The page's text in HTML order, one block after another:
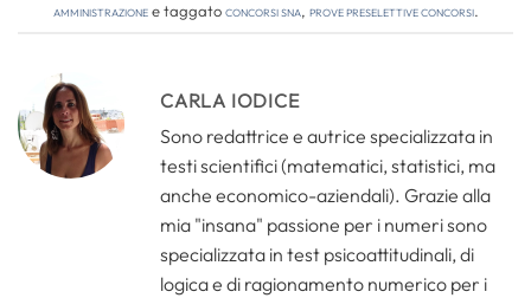
amministrazionee taggatoconcorsi sna, prove preselettive concorsi.
CARLA IODICE
Sono redattrice e autrice specializzata in
testi scientifici (matematici, statistici, ma
anche economico-aziendali). Grazie alla
mia "insana" passione per i numeri sono
specializzata in test psicoattitudinali, di
logica e di ragionamento numerico per i